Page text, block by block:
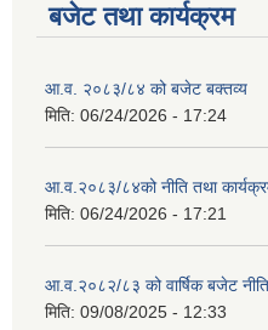
बजेट तथा कार्यक्रम
आ.व. २०८३/८४ को बजेट बक्तव्य
मिति: 06/24/2026 - 17:24
आ.व.२०८३/८४को नीति तथा
मिति: 06/24/2026 - 17:21
आ.व.२०८२/८३ को वार्षिक बजेट नीति
मिति: 09/08/2025 - 12:33